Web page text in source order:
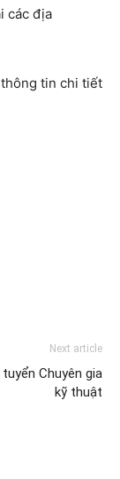
các địa
tin chi tiết
Next article
Chuyên gia
kỹ thuật